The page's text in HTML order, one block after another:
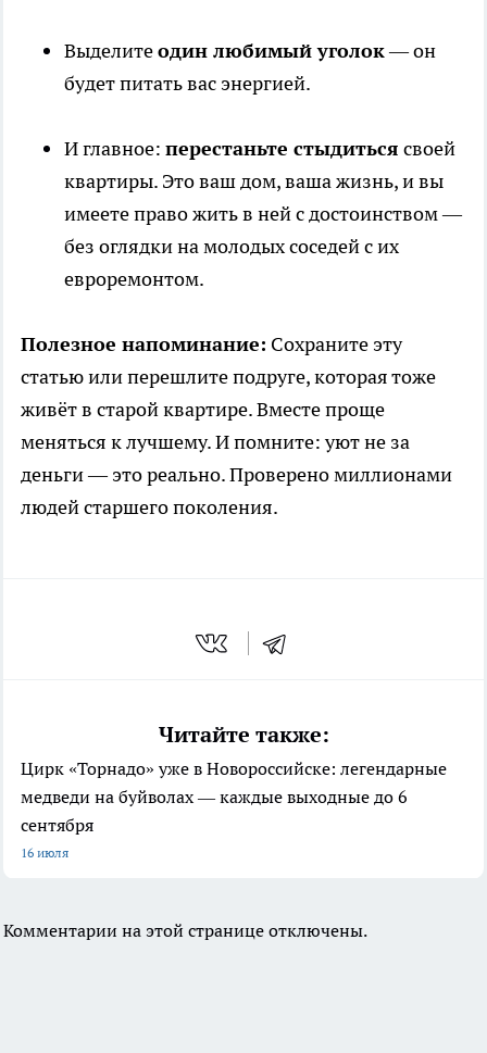
Выделитеодин любимый уголок— он
будет питать вас энергией.
И главное: перестаньте стыдиться своей
квартиры. Это ваш дом, ваша жизнь, и вы
имеете право жить в ней с достоинством —
без оглядки на молодых соседей с их
евроремонтом.
Полезное напоминание: Сохраните эту
статью или перешлите подруге, которая тоже
живёт в старой квартире. Вместе проще
меняться к лучшему. И помните: уют не за
деньги — это реально. Проверено миллионами
людей старшего поколения.
Читайте также:
Цирк «Торнадо» уже в Новороссийске: легендарные
медведи на буйволах — каждые выходные до 6
сентября
16 июля
Комментарии на этой странице отключены.